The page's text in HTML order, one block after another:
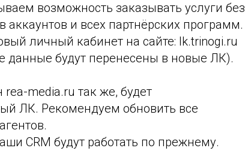
возможность заказывать услуги без
аккаунтов и всех партнёрских программ.
личный кабинет на сайте: lk.trinogi.ru
данные будут перенесены в новые ЛК).
media.ru так же, будет
ЛК. Рекомендуем обновить все
CRM будут работать по прежнему.